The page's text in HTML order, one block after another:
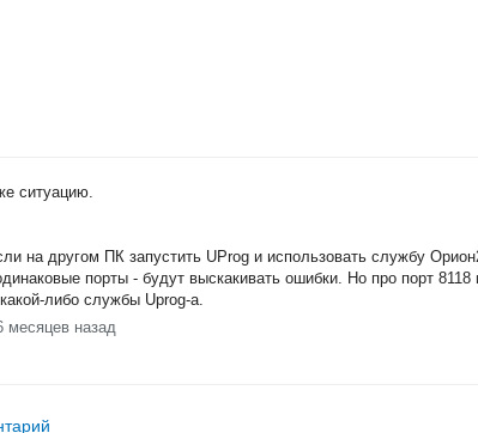
ситуацию.
на другом ПК запустить UProg и использовать службу
порты - будут выскакивать ошибки. Но про порт
либо службы Uprog-а.
месяцев назад